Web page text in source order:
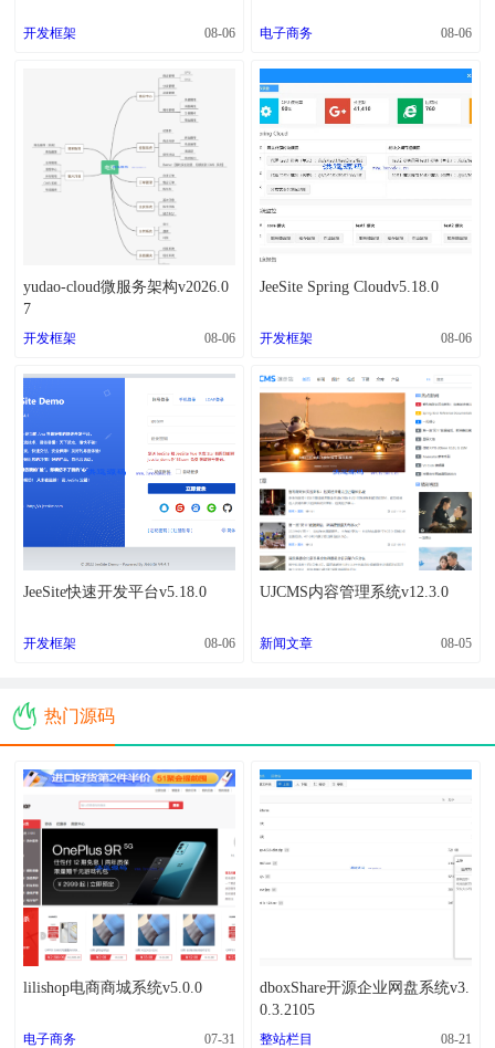
开发框架 08-06 电子商务 08-06
yudao-cloud微服务架构v2026.0
7
开发框架 08-06
JeeSite Spring Cloudv5.18.0
开发框架 08-06
JeeSite快速开发平台v5.18.0
开发框架 08-06
UJCMS内容管理系统v12.3.0
新闻文章 08-05
热门源码
lilishop电商商城系统v5.0.0
电子商务 07-31
dboxShare开源企业网盘系统v3.
0.3.2105
整站栏目 08-21